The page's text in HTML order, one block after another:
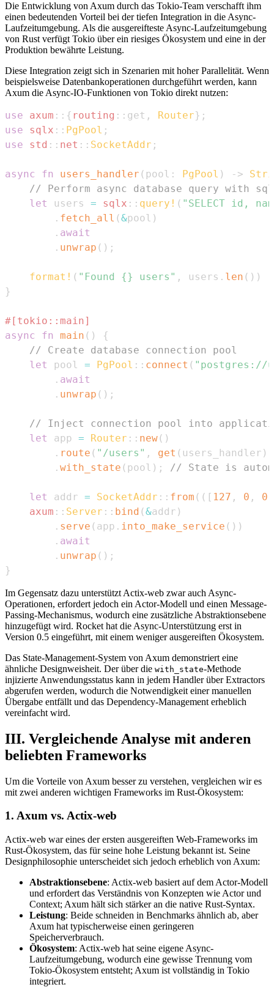
Die Entwicklung von Axum durch das Tokio-Team verschafft ihm
einen bedeutenden Vorteil bei der tiefen Integration in die Async-
Laufzeitumgebung. Als die ausgereifteste Async-Laufzeitumgebung
von Rust verfügt Tokio über ein riesiges Ökosystem und eine in der
Produktion bewährte Leistung.
Diese Integration zeigt sich in Szenarien mit hoher Parallelität. Wenn
beispielsweise Datenbankoperationen durchgeführt werden, kann
Axum die Async-IO-Funktionen von Tokio direkt nutzen:
use axum :: { routing :: get , Router} ;
use
sqlx :: PgPool ;
use
std :: net :: SocketAddr ;
async fn users_handler ( pool : PgPool ) ->
// Perform async database query with
let
users = sqlx :: query! ( "SELECT id,
. fetch_all (&pool )
. await
. unwrap ( ) ;
format! ( "Found {} users" , users . len ( ) )
}
#[tokio::main]
async
fn main ( )
{
// Create database connection pool
let
pool = PgPool :: connect ( "postgres://
. await
. unwrap ( ) ;
// Inject connection pool into
let
app = Router :: new( )
. route ( "/users" , get ( users_handler )
. with_state ( pool ) ; // State is
let addr = SocketAddr :: from ( ( [ 127 , 0 , 0
axum :: Server :: bind (&addr )
. serve ( app . into_make_service ( ) )
. await
. unwrap ( ) ;
}
Im Gegensatz dazu unterstützt Actix-web zwar auch Async-
Operationen, erfordert jedoch ein Actor-Modell und einen Message-
Passing-Mechanismus, wodurch eine zusätzliche Abstraktionsebene
hinzugefügt wird. Rocket hat die Async-Unterstützung erst in
Version 0.5 eingeführt, mit einem weniger ausgereiften Ökosystem.
Das State-Management-System von Axum demonstriert eine
ähnliche Designweisheit. Der über die with_state-Methode
injizierte Anwendungsstatus kann in jedem Handler über Extractors
abgerufen werden, wodurch die Notwendigkeit einer manuellen
Übergabe entfällt und das Dependency-Management erheblich
vereinfacht wird.
III. Vergleichende Analyse mit anderen
beliebten Frameworks
Um die Vorteile von Axum besser zu verstehen, vergleichen wir es
mit zwei anderen wichtigen Frameworks im Rust-Ökosystem:
1. Axum vs. Actix-web
Actix-web war eines der ersten ausgereiften Web-Frameworks im
Rust-Ökosystem, das für seine hohe Leistung bekannt ist. Seine
Designphilosophie unterscheidet sich jedoch erheblich von Axum:
Abstraktionsebene: Actix-web basiert auf dem Actor-Modell
und erfordert das Verständnis von Konzepten wie Actor und
Context; Axum hält sich stärker an die native Rust-Syntax.
Leistung: Beide schneiden in Benchmarks ähnlich ab, aber
Axum hat typischerweise einen geringeren
Speicherverbrauch.
Ökosystem: Actix-web hat seine eigene Async-
Laufzeitumgebung, wodurch eine gewisse Trennung vom
Tokio-Ökosystem entsteht; Axum ist vollständig in Tokio
integriert.